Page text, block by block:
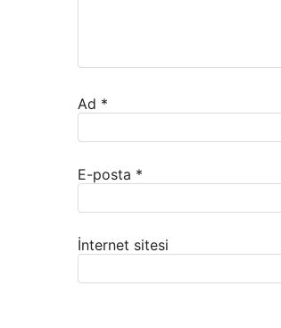
Ad *
E-posta *
İnternet sitesi